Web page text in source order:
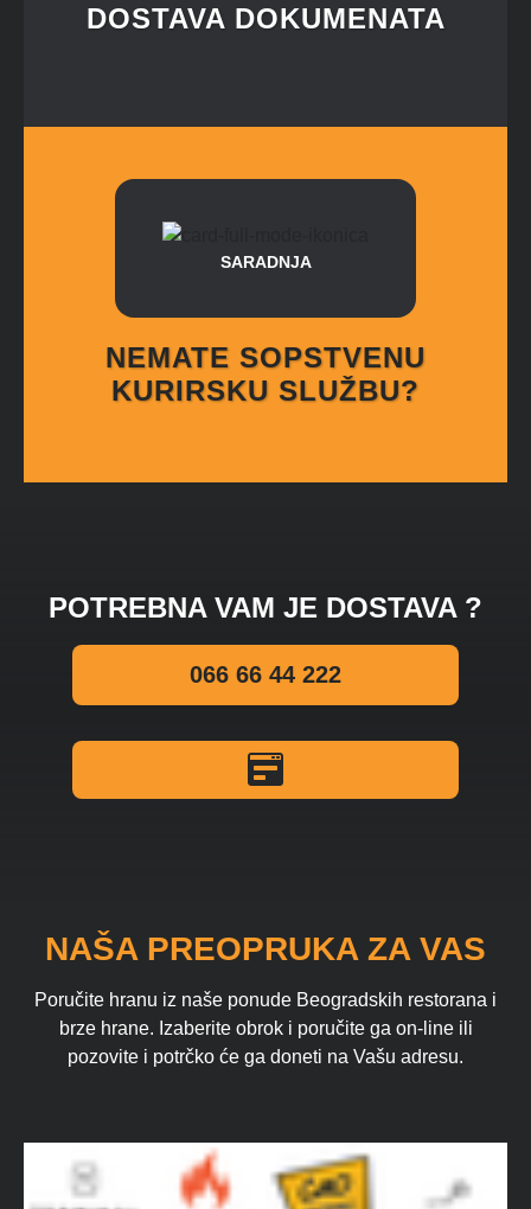
DOSTAVA DOKUMENATA
SARADNJA
NEMATE SOPSTVENU
KURIRSKU SLUŽBU?
POTREBNA VAM JE DOSTAVA ?
066 66 44 222
NAŠA PREOPRUKA ZA VAS
Poručite hranu iz naše ponude Beogradskih restorana i
brze hrane. Izaberite obrok i poručite ga on-line ili
pozovite i potrčko će ga doneti na Vašu adresu.